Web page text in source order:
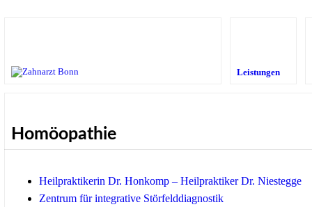
Leistungen
Homöopathie
Heilpraktikerin Dr. Honkomp – Heilpraktiker Dr. Niestegge
Zentrum für integrative Störfelddiagnostik